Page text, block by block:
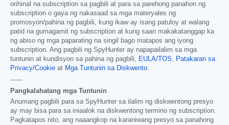
orihinal na subscription sa pagbili at para sa parehong panahon ng
subscription o gaya ng nakasaad sa mga materyales ng
promosyon/pahina ng pagbili, kung ikaw ay isang patuloy at walang
patid na gumagamit ng subscription at kung saan makakatanggap ka
ng abiso ng mga paparating na singil bago matapos ang iyong
subscription. Ang pagbili ng SpyHunter ay napapailalim sa mga
tuntunin at kundisyon sa pahina ng pagbili, EULA/TOS, Patakaran sa
Privacy/Cookie at Mga Tuntunin sa Diskwento.
------
Pangkalahatang mga Tuntunin
Anumang pagbili para sa SpyHunter sa ilalim ng diskwentong presyo
ay may bisa para sa iniaalok na diskwentong termino ng subscription.
Pagkatapos nito, ang naaangkop na karaniwang presyo sa panahong